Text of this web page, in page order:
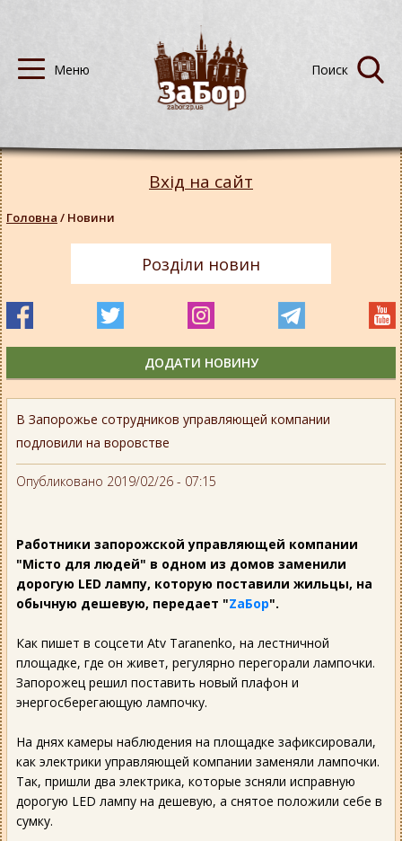
В Запорожье сотрудников управляющей компании
подловили на воровстве
Опубликовано 2019/02/26 - 07:15
Работники запорожской управляющей компании
"Місто для людей" в одном из домов заменили
дорогую LED лампу, которую поставили жильцы, на
обычную дешевую, передает "ZаБор".
Как пишет в соцсети Atv Taranenko‎, на лестничной
площадке, где он живет, регулярно перегорали лампочки.
Запорожец решил поставить новый плафон и
энергосберегающую лампочку.
На днях камеры наблюдения на площадке зафиксировали,
как электрики управляющей компании заменяли лампочки.
Так, пришли два электрика, которые зсняли исправную
дорогую LED лампу на дешевую, а снятое положили себе в
сумку.
Вхід на сайт
Головна / Новини
Розділи новин
ДОДАТИ НОВИНУ